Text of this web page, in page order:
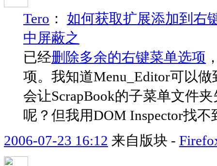
Tero ： 如何获取扩展添加到右
中屏蔽之
已经删除多余的右键菜单选项
项。我知道Menu_Editor可以
会让ScrapBook的子菜单文件
呢？但我用DOM Inspector找不
2006-07-23 16:12 来自版块 -